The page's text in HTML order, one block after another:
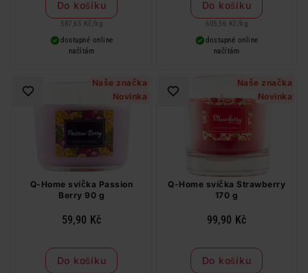
Do košíku
587,65 Kč / kg
dostupné online
načítám
Do košíku
605,56 Kč / kg
dostupné online
načítám
Naše značka
Novinka
Q-Home svíčka Passion
Berry 90 g
59,90 Kč
Do košíku
Naše značka
Novinka
Q-Home svíčka Strawberry
170 g
99,90 Kč
Do košíku